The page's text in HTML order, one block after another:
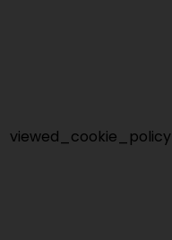
viewed_cookie_policy